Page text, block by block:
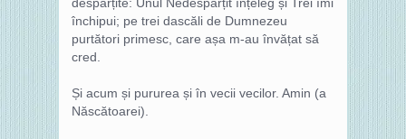
închipui; pe trei dascăli de Dumnezeu
purtători primesc, care așa m-au învățat să
cred.
Și acum și pururea și în vecii vecilor. Amin (a
Născătoarei).